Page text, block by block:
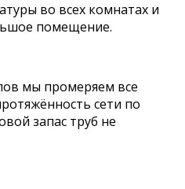
во всех комнатах и
помещение.
мы промеряем все
сети по
запас труб не